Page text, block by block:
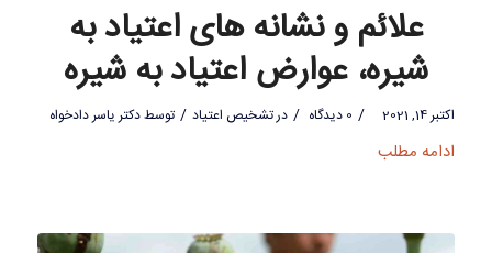
علائم و نشانه های اعتیاد به
شیره، عوارض اعتیاد به شیره
اکتبر 14, 2021 / 0 دیدگاه / درتشخیص اعتیاد / توسطدکتر یاسر دادخواه
ادامه مطلب